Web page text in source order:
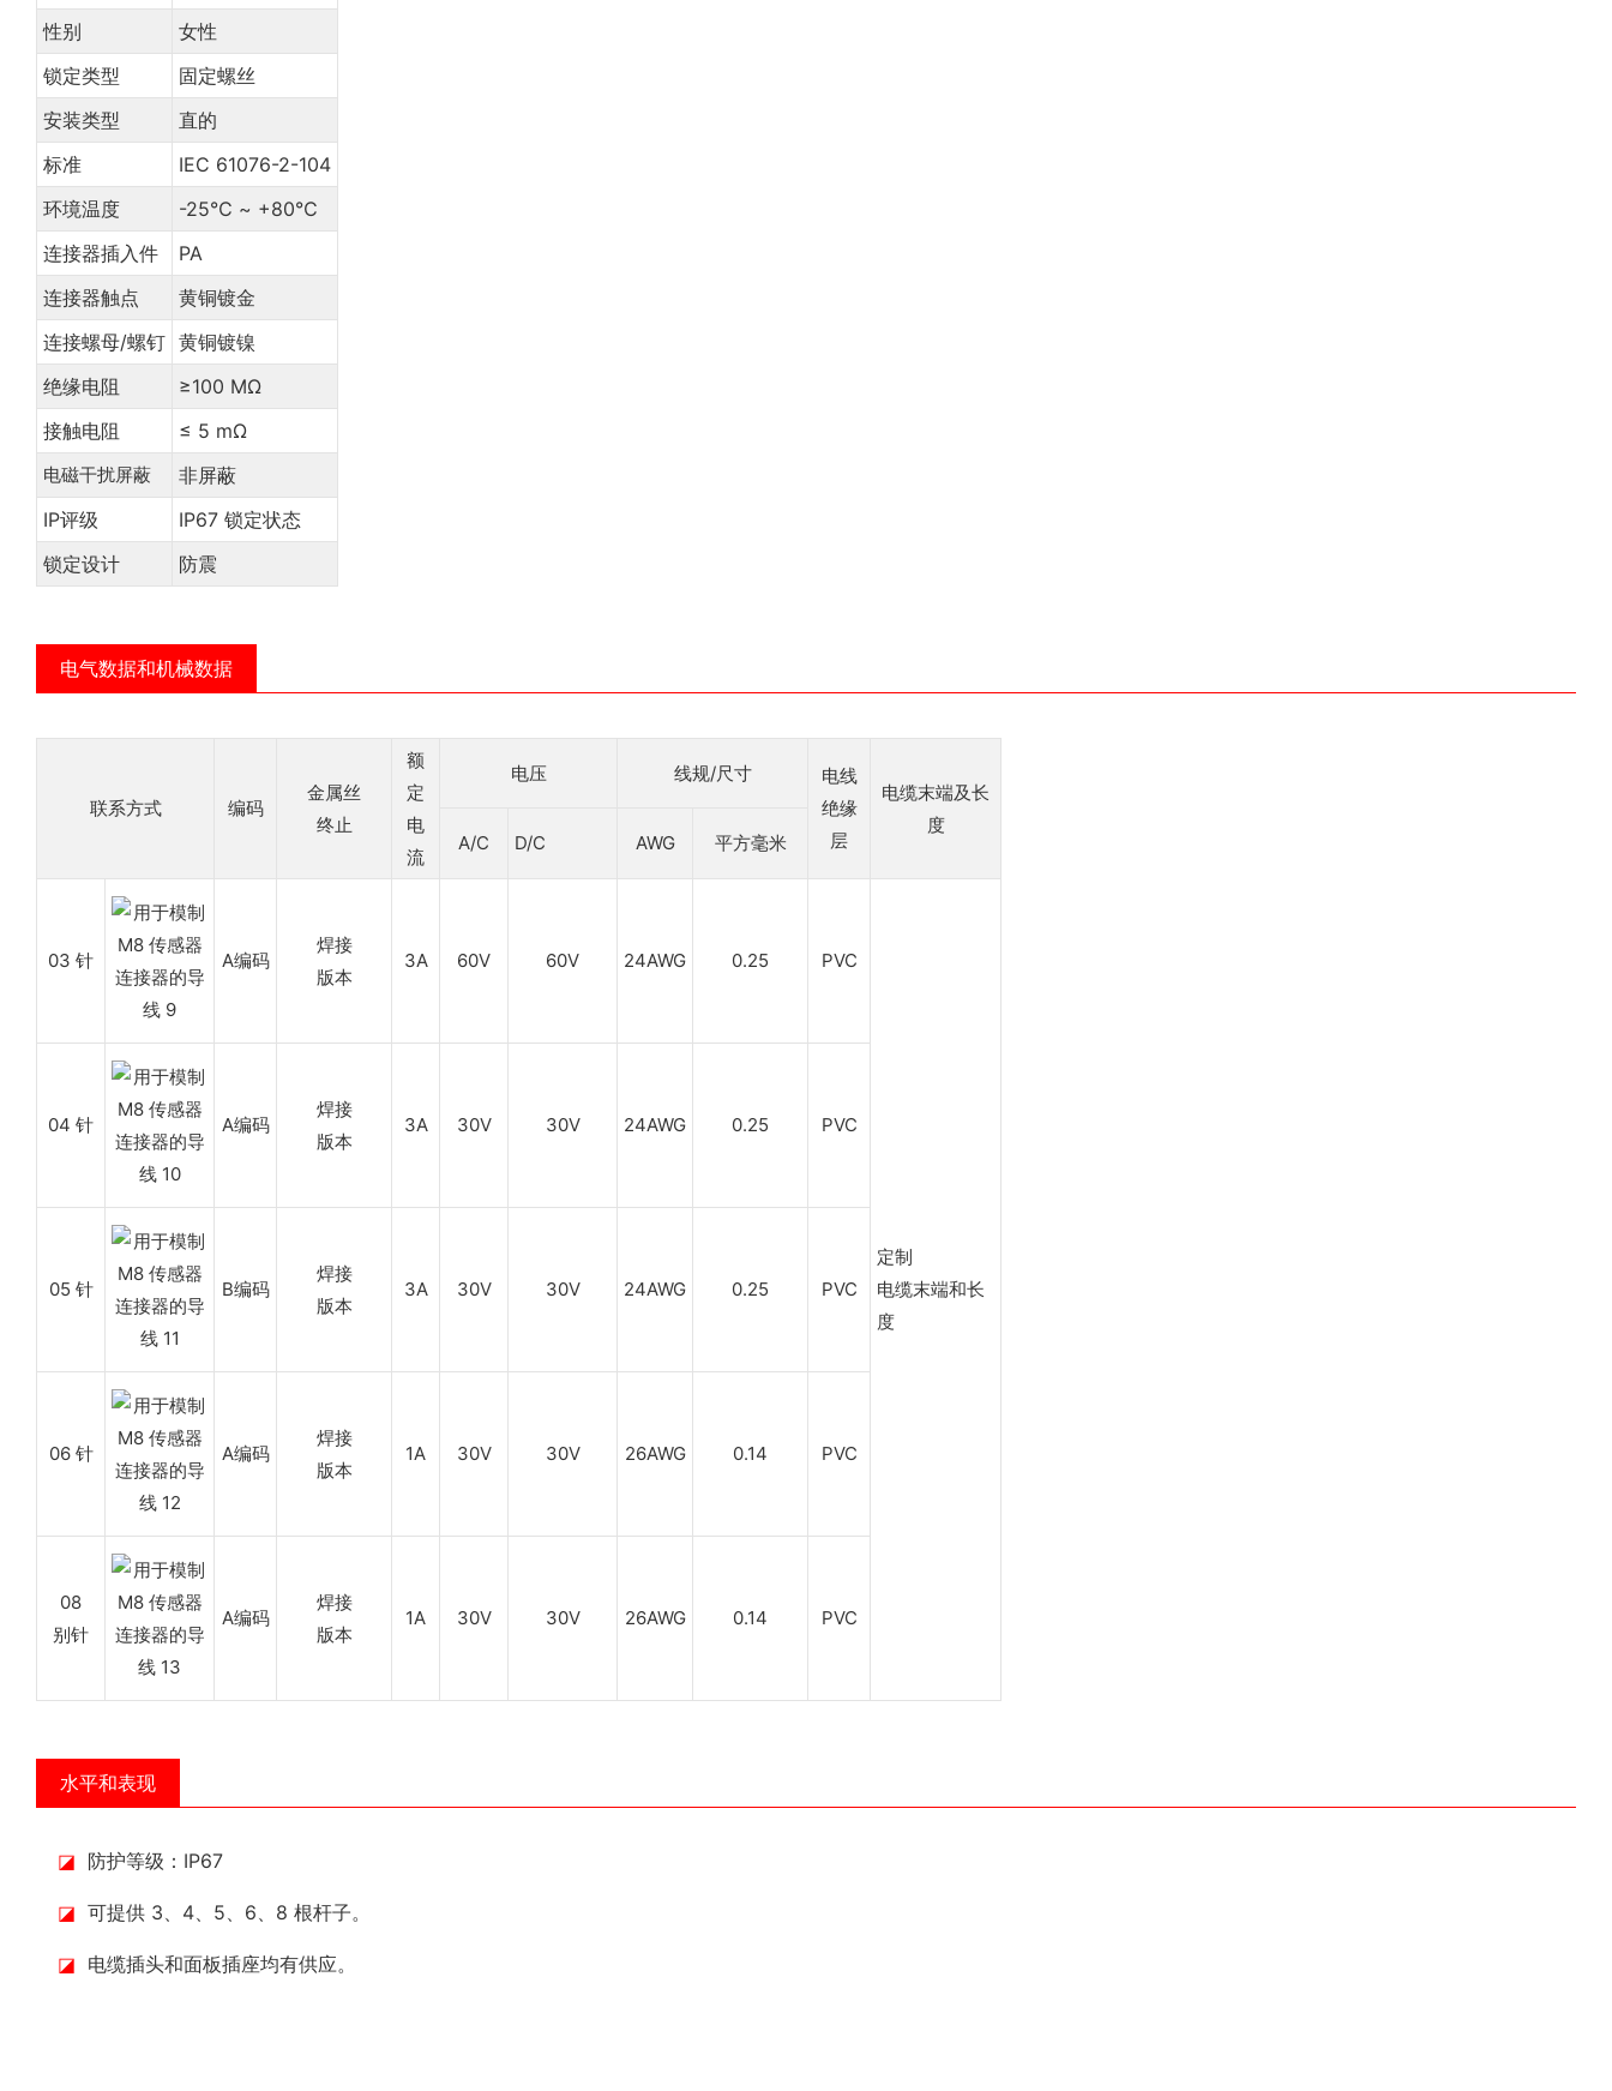
性别
女性
锁定类型
固定螺丝
安装类型
直的
标准
IEC 61076-2-104
环境温度
-25℃ ~ +80℃
连接器插入件
PA
连接器触点
黄铜镀金
连接螺母/螺钉 黄铜镀镍
绝缘电阻
≥100 MΩ
接触电阻
≤ 5 mΩ
电磁干扰屏蔽
非屏蔽
IP评级
IP67 锁定状态
锁定设计
防震
电气数据和机械数据
联系方式 编码
金属丝
终止
额
定
电
流
电压 线规/尺寸
电线
绝缘
层
电缆末端及长
度
A/C D/C AWG 平方毫米
03 针 A编码
焊接
版本
3A 60V 60V 24AWG 0.25 PVC
定制
电缆末端和长
度
04 针 A编码
焊接
版本
3A 30V 30V 24AWG 0.25 PVC
05 针 B编码
焊接
版本
3A 30V 30V 24AWG 0.25 PVC
06 针 A编码
焊接
版本
1A 30V 30V 26AWG 0.14 PVC
08
别针
A编码
焊接
版本
1A 30V 30V 26AWG 0.14 PVC
水平和表现
◪ 防护等级：IP67
◪ 可提供 3、4、5、6、8 根杆子。
◪ 电缆插头和面板插座均有供应。